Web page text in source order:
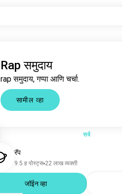
Rap समुदाय
rap समुदाय, गप्पा आणि चर्चा.
सामील व्हा
सर्व
रॅप
9.5 ह पोस्ट्स 22 लाख व्यक्ती
जॉईन व्हा